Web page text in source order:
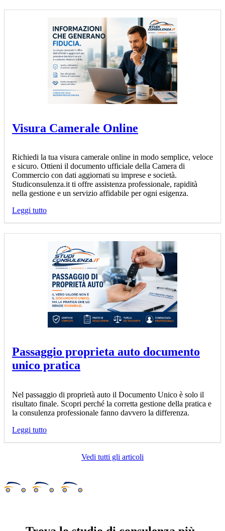
Visura Camerale Online
Richiedi la tua visura camerale online in modo semplice, veloce
e sicuro. Ottieni il documento ufficiale della Camera di
Commercio con dati aggiornati su imprese e società.
Studiconsulenza.it ti offre assistenza professionale, rapidità
nella gestione e un servizio affidabile per ogni esigenza.
Leggi tutto
Passaggio proprieta auto documento
unico pratica
Nel passaggio di proprietà auto il Documento Unico è solo il
risultato finale. Scopri perché la corretta gestione della pratica e
la consulenza professionale fanno davvero la differenza.
Leggi tutto
Vedi tutti gli articoli